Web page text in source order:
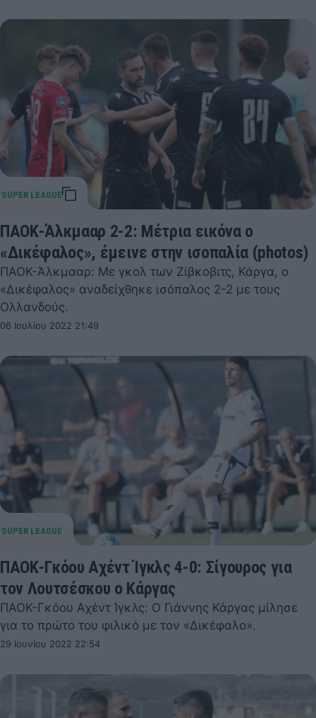
ΠΑΟΚ-Άλκμααρ 2-2: Μέτρια εικόνα ο
«Δικέφαλος», έμεινε στην ισοπαλία (photos)
ΠΑΟΚ-Άλκμααρ: Με γκολ των Ζίβκοβιτς, Κάργα, ο
«Δικέφαλος» αναδείχθηκε ισόπαλος 2-2 με τους
Ολλανδούς.
06 Ιουλίου 2022 21:49
ΠΑΟΚ-Γκόου Αχέντ Ίγκλς 4-0: Σίγουρος για
τον Λουτσέσκου ο Κάργας
ΠΑΟΚ-Γκόου Αχέντ Ίγκλς: Ο Γιάννης Κάργας μίλησε
για το πρώτο του φιλικό με τον «Δικέφαλο».
29 Ιουνίου 2022 22:54